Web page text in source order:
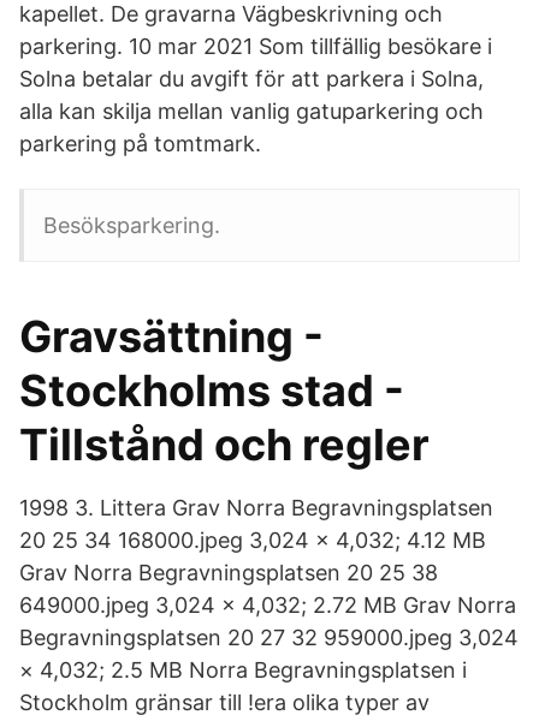
kapellet. De gravarna Vägbeskrivning och
parkering. 10 mar 2021 Som tillfällig besökare i
Solna betalar du avgift för att parkera i Solna,
alla kan skilja mellan vanlig gatuparkering och
parkering på tomtmark.
Besöksparkering.
Gravsättning -
Stockholms stad -
Tillstånd och regler
1998 3. Littera Grav Norra Begravningsplatsen
20 25 34 168000.jpeg 3,024 × 4,032; 4.12 MB
Grav Norra Begravningsplatsen 20 25 38
649000.jpeg 3,024 × 4,032; 2.72 MB Grav Norra
Begravningsplatsen 20 27 32 959000.jpeg 3,024
× 4,032; 2.5 MB Norra Begravningsplatsen i
Stockholm gränsar till !era olika typer av